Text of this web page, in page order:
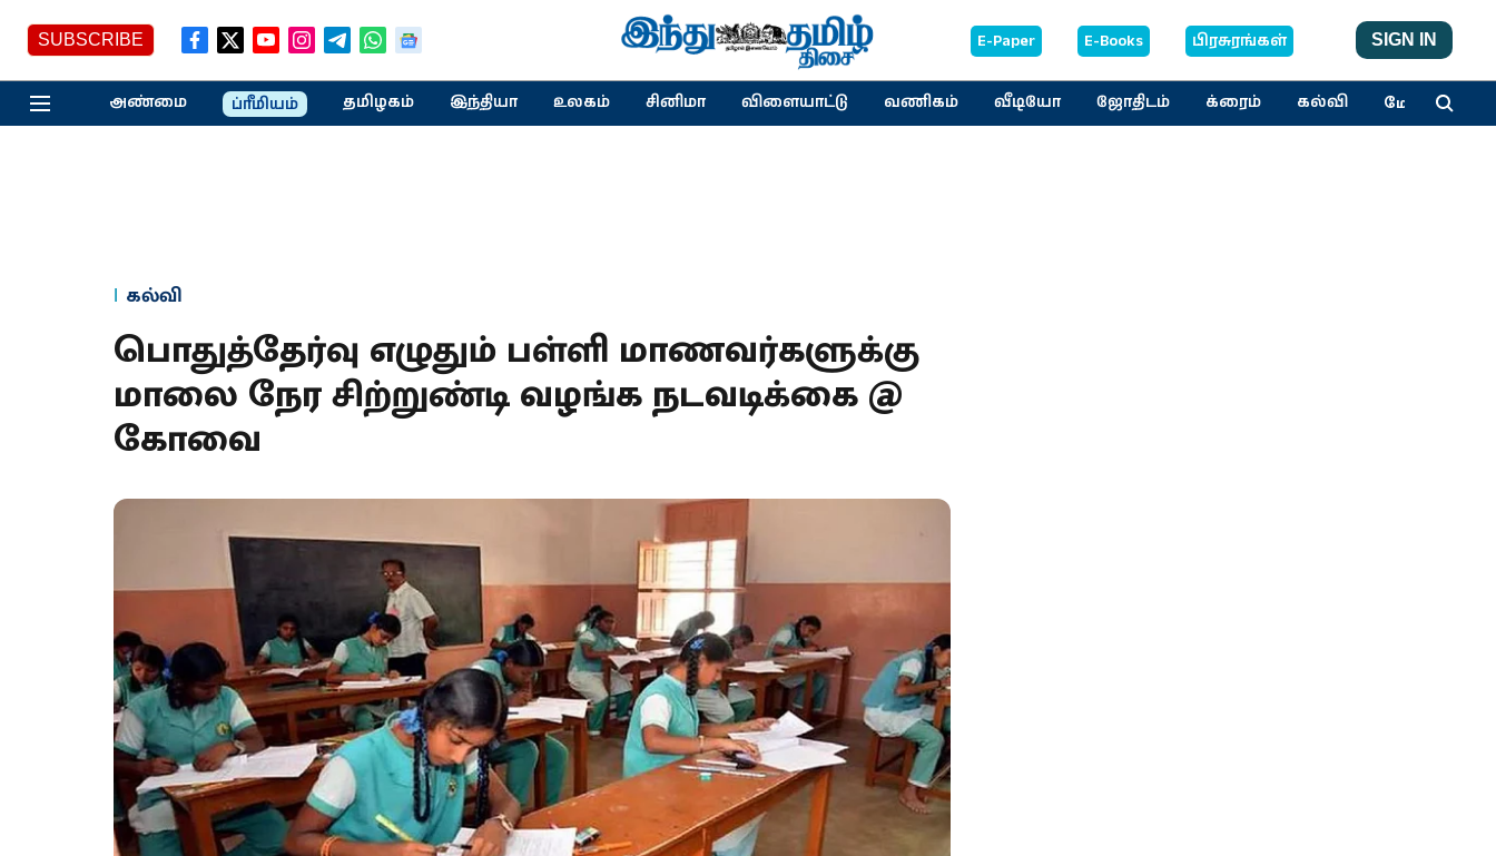
SUBSCRIBE E-Paper E-Books பிரசுரங்கள் SIGN IN
அண்மை ப்ரீமியம் தமிழகம் இந்தியா உலகம் சினிமா விளையாட்டு வணிகம் வீடியோ ஜோதிடம் க்ரைம் கல்வி மேலும்
கல்வி
பொதுத்தேர்வு எழுதும் பள்ளி மாணவர்களுக்கு
மாலை நேர சிற்றுண்டி வழங்க நடவடிக்கை @
கோவை